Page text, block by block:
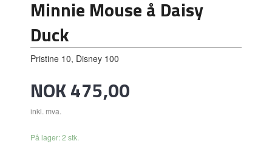
Minnie Mouse å Daisy
Duck
Pristine 10, Disney 100
Pris
NOK475,00
inkl. mva.
På lager: 2 stk.